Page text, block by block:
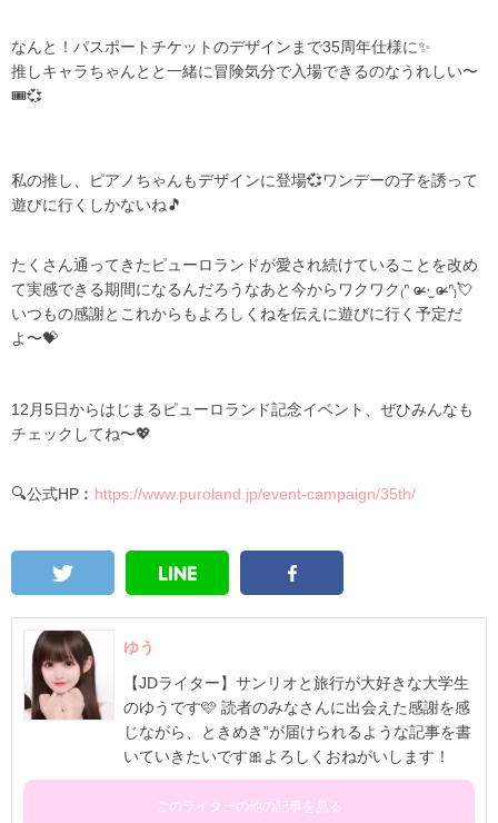
なんと！パスポートチケットのデザインまで35周年仕様に✨
推しキャラちゃんとと一緒に冒険気分で入場できるのなうれしい〜
🎟💞
私の推し、ピアノちゃんもデザインに登場💞ワンデーの子を誘って
遊びに行くしかないね🎵
たくさん通ってきたピューロランドが愛され続けていることを改め
て実感できる期間になるんだろうなあと今からワクワク₍ᐢ ɞ̴̶̷ ·̫ ɞ̴̶̷ ᐢ₎💘
いつもの感謝とこれからもよろしくねを伝えに遊びに行く予定だ
よ〜💝
12月5日からはじまるピューロランド記念イベント、ぜひみんなも
チェックしてね〜💖
🔍公式HP︰ https://www.puroland.jp/event-campaign/35th/
ゆう
【JDライター】サンリオと旅行が大好きな大学生
のゆうです🩷 読者のみなさんに出会えた感謝を感
じながら、ときめき”が届けられるような記事を書
いていきたいです🎀よろしくおねがいします！
このライターの他の記事を見る